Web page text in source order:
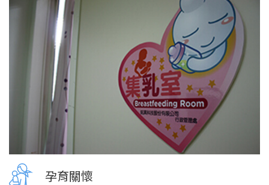
孕育關懷